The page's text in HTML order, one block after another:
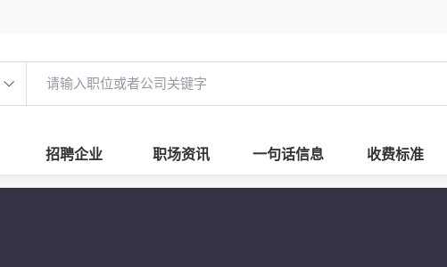
招聘企业 职场资讯 一句话信息 收费标准